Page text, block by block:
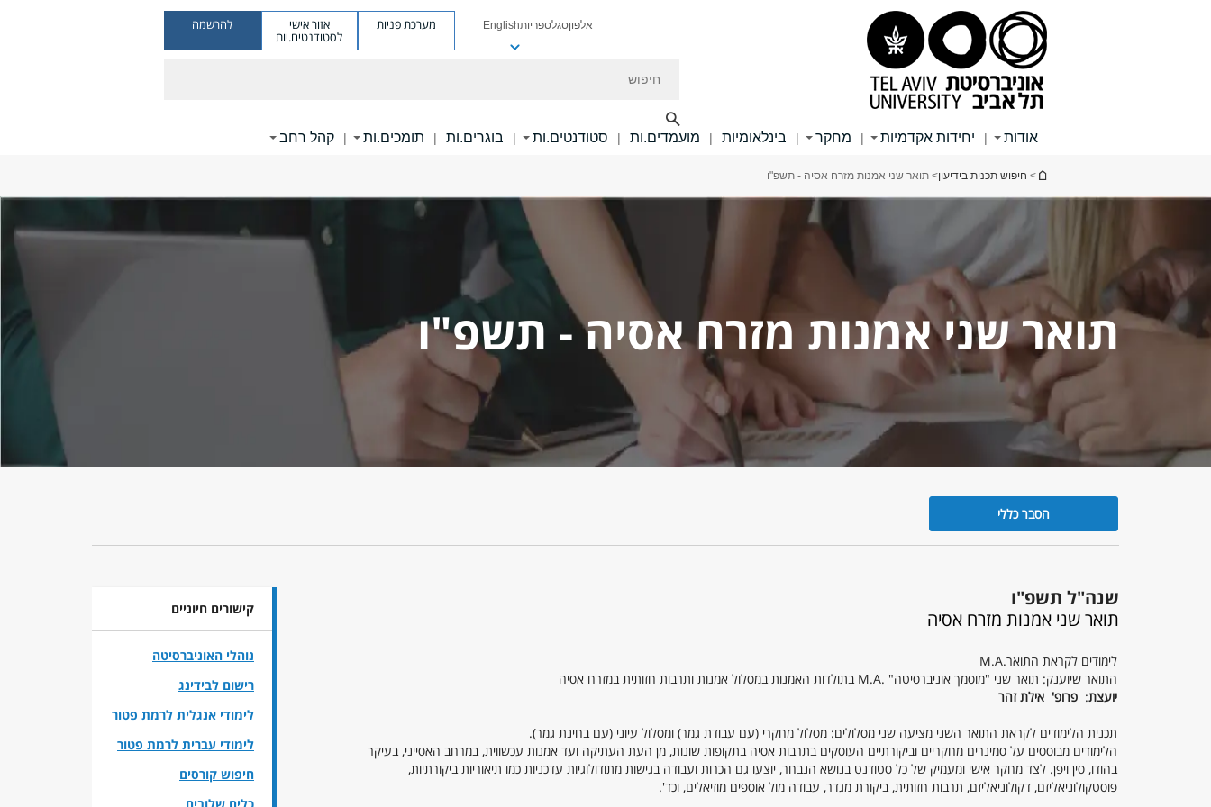
אלפוןסגלספריותEnglish מערכת פניות אזור אישי
לסטודנטים.יות
להרשמה
אודות | יחידות אקדמיות | מחקר | בינלאומיות | מועמדים.ות | סטודנטים.ות | בוגרים.ות | תומכים.ות | קהל רחב
הינך נמצא כאן
> חיפוש תכנית בידיעון> תואר שני אמנות מזרח אסיה - תשפ"ו
תואר שני אמנות מזרח אסיה - תשפ"ו
הסבר כללי
שנה"ל תשפ"ו
תואר שני אמנות מזרח אסיה
לימודים לקראת התואר.M.A
התואר שיוענק: תואר שני "מוסמך אוניברסיטה" .M.A בתולדות האמנות במסלול אמנות ותרבות חזותית במזרח אסיה
יועצת: פרופ' אילת זהר
תכנית הלימודים לקראת התואר השני מציעה שני מסלולים: מסלול מחקרי (עם עבודת גמר) ומסלול עיוני (עם בחינת גמר).
הלימודים מבוססים על סמינרים מחקריים וביקורתיים העוסקים בתרבות אסיה בתקופות שונות, מן העת העתיקה ועד אמנות עכשווית, במרחב האסייני, בעיקר
בהודו, סין ויפן. לצד מחקר אישי ומעמיק של כל סטודנט בנושא הנבחר, יוצעו גם הכרות ועבודה בגישות מתודולוגיות עדכניות כמו תיאוריות ביקורתיות,
פוסטקולוניאליזם, דקולוניאליזם, תרבות חזותית, ביקורת מגדר, עבודה מול אוספים מוזיאלים, וכד'.
קישורים חיוניים
נוהלי האוניברסיטה
רישום לבידינג
לימודי אנגלית לרמת פטור
לימודי עברית לרמת פטור
חיפוש קורסים
כלים שלובים